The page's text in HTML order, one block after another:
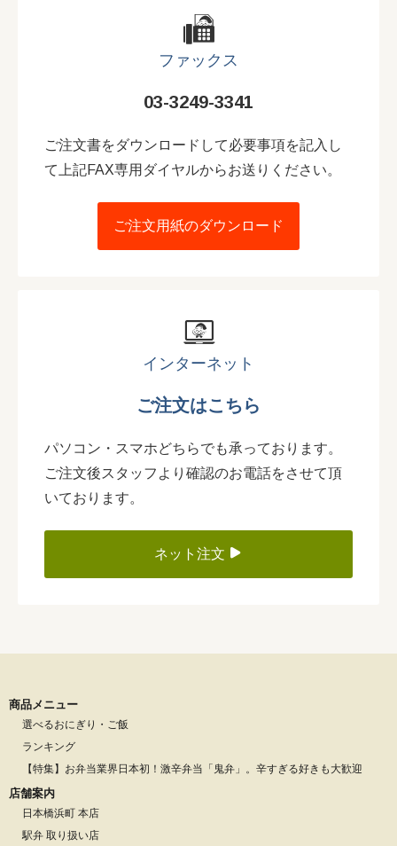
ファックス
03-3249-3341
ご注文書をダウンロードして必要事項を記入し
て上記FAX専用ダイヤルからお送りください。
ご注文用紙のダウンロード
インターネット
ご注文はこちら
パソコン・スマホどちらでも承っております。
ご注文後スタッフより確認のお電話をさせて頂
いております。
ネット注文
商品メニュー
選べるおにぎり・ご飯
ランキング
【特集】お弁当業界日本初！激辛弁当「鬼弁」。辛すぎる好きも大歓迎
店舗案内
日本橋浜町 本店
駅弁 取り扱い店